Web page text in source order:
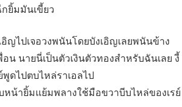
ยิ้มมันเขี้ยว
ญไปเจอวงพนันโดยบังเอิญเลยพนันข้าง
น นายนี่เป็นตัวเงินตัวทองสำหรับฉันเลย งี้
ดไปตบไหล่ราเอลไป
หน้ายิ้มแย้มพลางใช้มือขวาบีบไหล่ของเรย์